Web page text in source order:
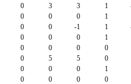
0
3 3 1
0
0 0 1
0
0 -1 1
0
0 0 1
0
0 0 0
0
5 5 0
0
0 0 1
0
0 0 0